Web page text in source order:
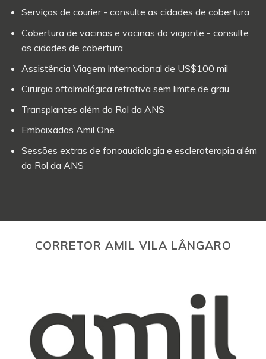
Serviços de courier - consulte as cidades de cobertura
Cobertura de vacinas e vacinas do viajante - consulte
as cidades de cobertura
Assistência Viagem Internacional de US$100 mil
Cirurgia oftalmológica refrativa sem limite de grau
Transplantes além do Rol da ANS
Embaixadas Amil One
Sessões extras de fonoaudiologia e escleroterapia além
do Rol da ANS
CORRETOR AMIL VILA LÂNGARO